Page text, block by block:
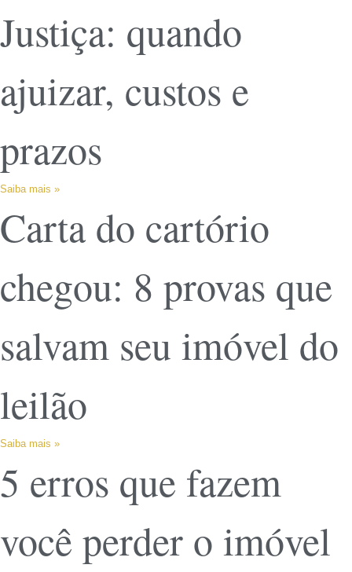
Justiça: quando
ajuizar, custos e
prazos
Saiba mais »
Carta do cartório
chegou: 8 provas que
salvam seu imóvel do
leilão
Saiba mais »
5 erros que fazem
você perder o imóvel